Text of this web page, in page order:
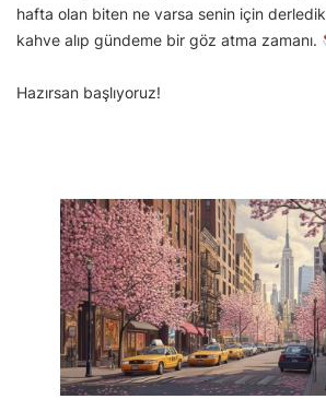
hafta olan biten ne varsa senin için
kahve alıp gündeme bir göz atma zamanı.
Hazırsan başlıyoruz!